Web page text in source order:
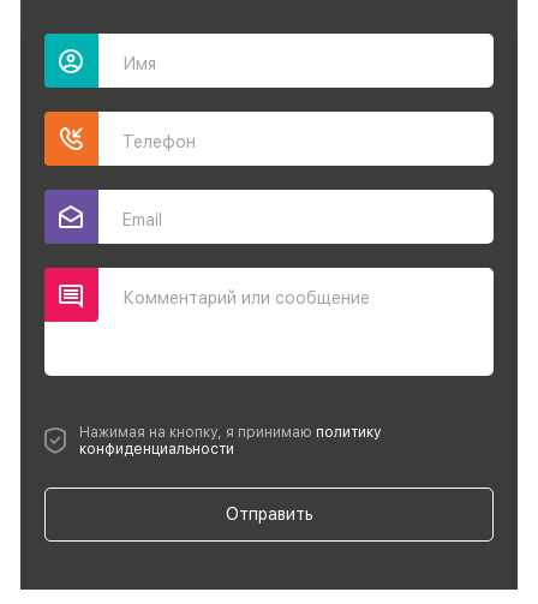
Имя
Телефон
Email
Комментарий или сообщение
Нажимая на кнопку, я принимаю политику
конфиденциальности
Отправить